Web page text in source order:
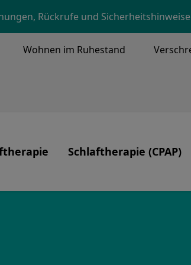
Rückrufe und
Wohnen im Ruhestand
Schlaftherapie (CPAP)